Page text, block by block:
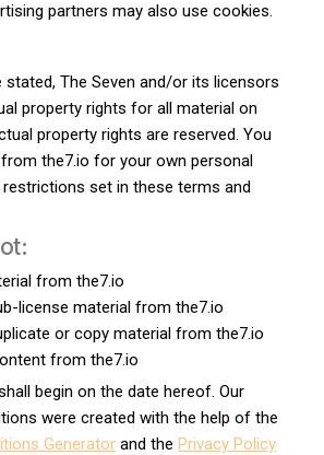
partners may also use cookies.
stated, The Seven and/or its licensors
property rights for all material on
property rights are reserved. You
the7.io for your own personal
set in these terms and
from the7.io
license material from the7.io
or copy material from the7.io
from the7.io
begin on the date hereof. Our
were created with the help of the
Generator and the Privacy Policy